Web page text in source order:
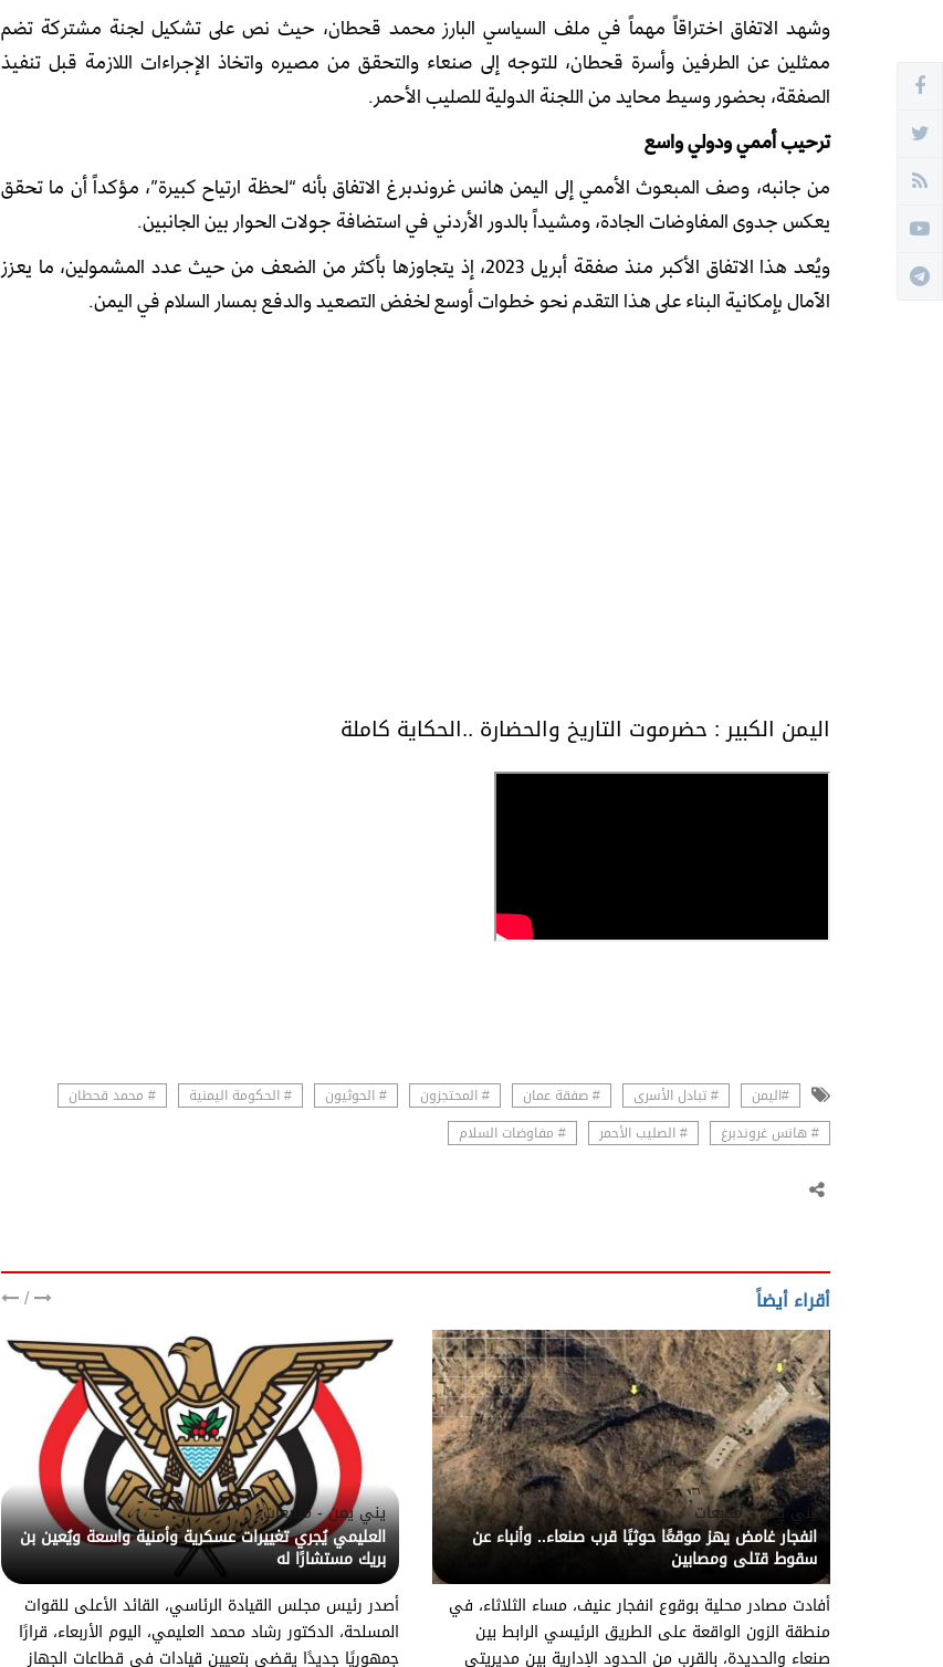
وشهد الاتفاق اختراقاً مهماً في ملف السياسي البارز محمد قحطان، حيث نص على تشكيل لجنة مشتركة تضم
ممثلين عن الطرفين وأسرة قحطان، للتوجه إلى صنعاء والتحقق من مصيره واتخاذ الإجراءات اللازمة قبل تنفيذ
الصفقة، بحضور وسيط محايد من اللجنة الدولية للصليب الأحمر.
ترحيب أممي ودولي واسع
من جانبه، وصف المبعوث الأممي إلى اليمن هانس غروندبرغ الاتفاق بأنه “لحظة ارتياح كبيرة”، مؤكداً أن ما تحقق
يعكس جدوى المفاوضات الجادة، ومشيداً بالدور الأردني في استضافة جولات الحوار بين الجانبين.
ويُعد هذا الاتفاق الأكبر منذ صفقة أبريل 2023، إذ يتجاوزها بأكثر من الضعف من حيث عدد المشمولين، ما يعزز
الآمال بإمكانية البناء على هذا التقدم نحو خطوات أوسع لخفض التصعيد والدفع بمسار السلام في اليمن.
اليمن الكبير : حضرموت التاريخ والحضارة ..الحكاية كاملة
#اليمن # تبادل الأسرى # صفقة عمان # المحتجزون # الحوثيون # الحكومة اليمنية
# محمد قحطان
# هانس غروندبرغ
# الصليب الأحمر # مفاوضات السلام
أقراء أيضاً /
يني يمن - متابعات
انفجار غامض يهز موقعًا حوثيًا قرب صنعاء.. وأنباء عن
سقوط قتلى ومصابين
أفادت مصادر محلية بوقوع انفجار عنيف، مساء الثلاثاء، في
منطقة الزون الواقعة على الطريق الرئيسي الرابط بين
صنعاء والحديدة، بالقرب من الحدود الإدارية بين مديريتي
يني يمن - متابعات
العليمي يُجري تغييرات عسكرية وأمنية واسعة ويُعين بن
بريك مستشارًا له
أصدر رئيس مجلس القيادة الرئاسي، القائد الأعلى للقوات
المسلحة، الدكتور رشاد محمد العليمي، اليوم الأربعاء، قرارًا
جمهوريًا جديدًا يقضي بتعيين قيادات في قطاعات الجهاز